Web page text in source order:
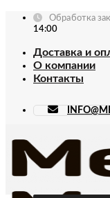
Skip
Обработка
14:00
Доставка и
О компании
Контакты